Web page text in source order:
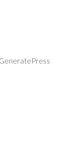
GeneratePress